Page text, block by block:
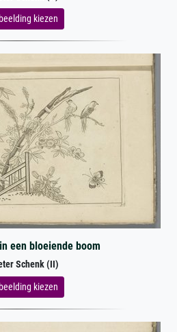
kiezen
een bloeiende boom
Schenk (II)
kiezen